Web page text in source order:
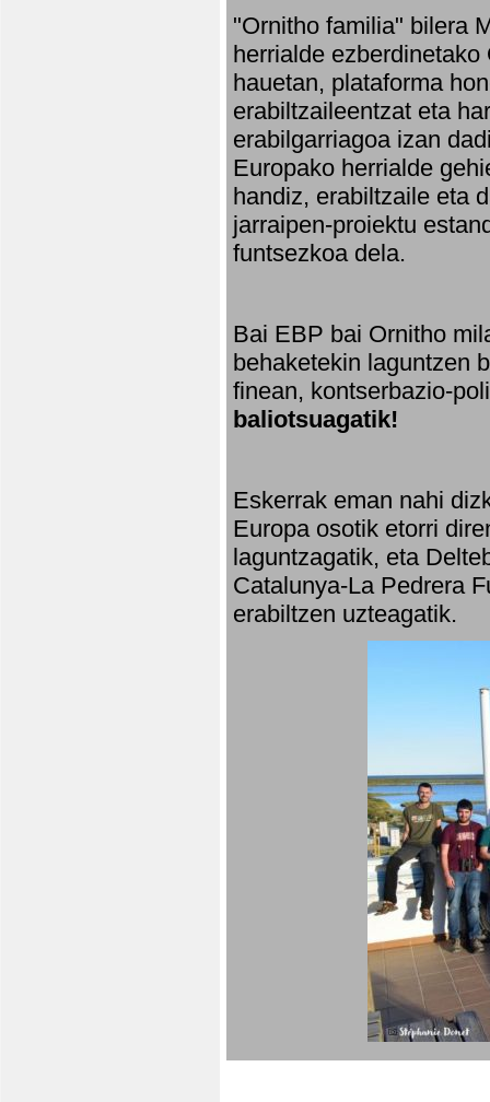
"Ornitho familia" bilera
herrialde
hauetan, plataforma
erabiltzaileentzat eta
erabilgarriagoa izan
Europako herrialde
handiz, erabiltzaile eta
jarraipen-proiektu
funtsezkoa dela.
Bai EBP bai Ornitho
behaketekin laguntzen
finean, kontserbazio-
baliotsuagatik!
Eskerrak eman nahi
Europa osotik etorri
laguntzagatik, eta
Catalunya-La Pedrera
erabiltzen uzteagatik.